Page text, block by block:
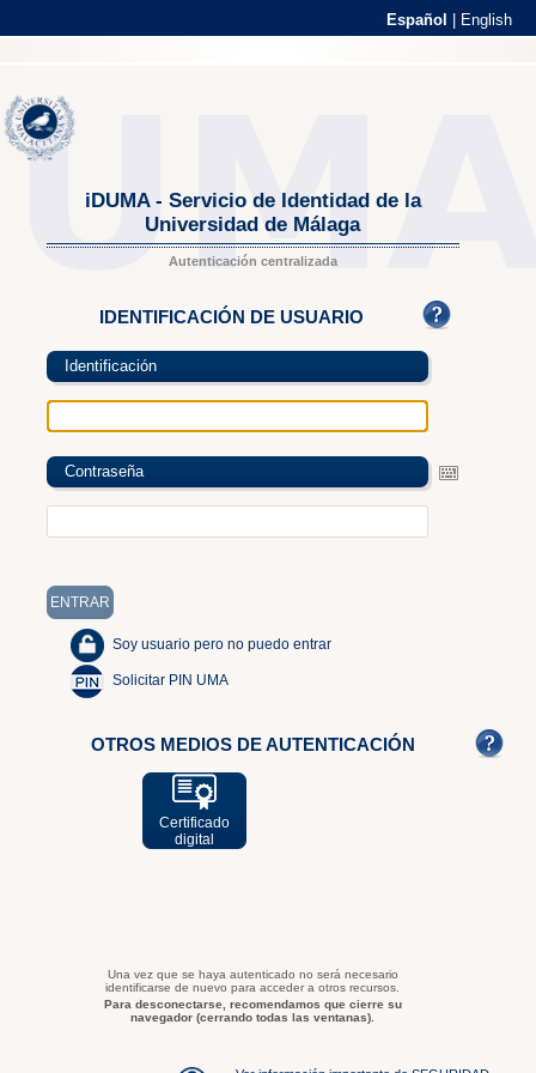
Español English
iDUMA - Servicio de Identidad de la
Universidad de Málaga
Autenticación centralizada
IDENTIFICACIÓN DE USUARIO
Identificación
Contraseña
Soy usuario pero no puedo entrar
Solicitar PIN UMA
OTROS MEDIOS DE AUTENTICACIÓN
Certificado
digital
Una vez que se haya autenticado no será necesario
identificarse de nuevo para acceder a otros recursos.
Para desconectarse, recomendamos que cierre su
navegador (cerrando todas las ventanas).